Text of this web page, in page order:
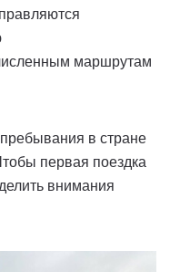
маршрутам
в стране
первая поездка
внимания